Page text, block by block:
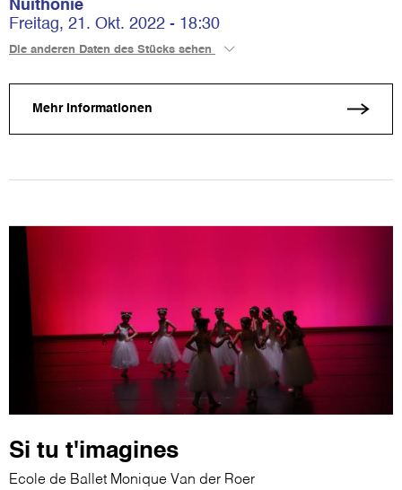
Nuithonie
Freitag, 21. Okt. 2022 - 18:30
Die anderen Daten des Stücks sehen
Mehr Informationen
Si tu t'imagines
Ecole de Ballet Monique Van der Roer